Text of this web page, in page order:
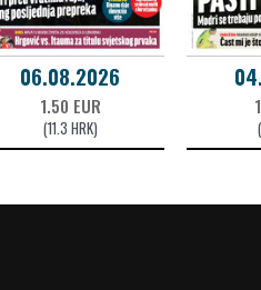
06.08.2026
1.50 EUR
(11.3 HRK)